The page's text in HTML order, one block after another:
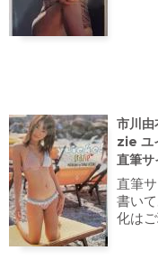
市川
zie ユ
直筆
直筆
書い
化はご